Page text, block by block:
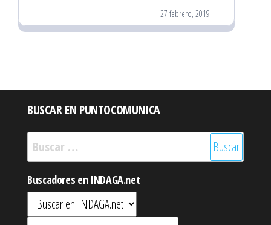
27 febrero, 2019
BUSCAR EN PUNTOCOMUNICA
Buscar:
Buscadores en INDAGA.net